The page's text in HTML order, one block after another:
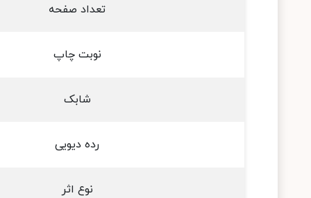
تعداد صفحه
نوبت چاپ
شابک
رده دیویی
نوع اثر